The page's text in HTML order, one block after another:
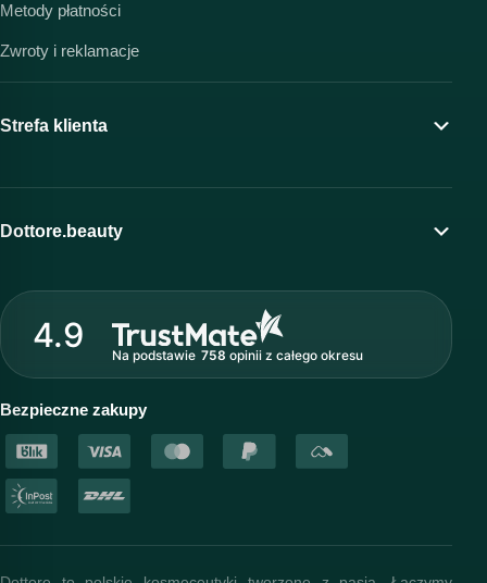
Metody płatności
Zwroty i reklamacje
Strefa klienta
Moje konto
Program lojalnościowy
Strefa profesjonalisty
Dottore.beauty
O marce Dottore
Nasz zespół
Akademia i szkolenia
Baza wiedzy
4.9
Na podstawie 758 opinii z całego okresu
Bezpieczne zakupy